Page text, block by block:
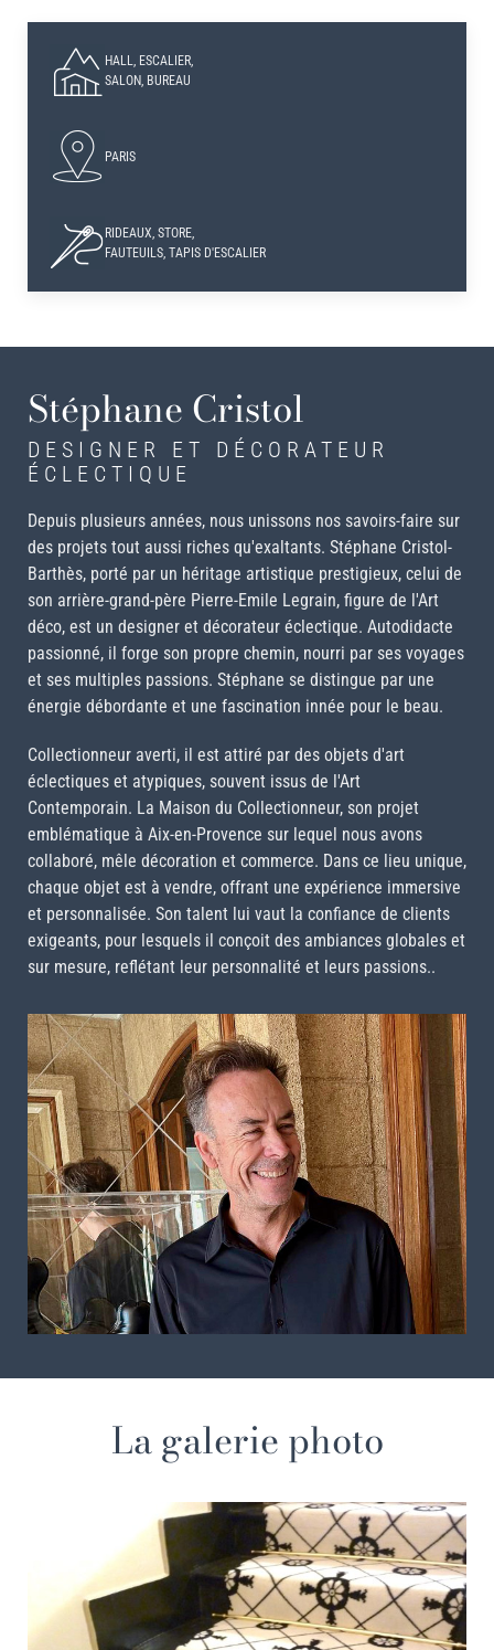
HALL, ESCALIER,
SALON, BUREAU
PARIS
RIDEAUX, STORE,
FAUTEUILS, TAPIS D'ESCALIER
Stéphane Cristol
DESIGNER ET DÉCORATEUR
ÉCLECTIQUE
Depuis plusieurs années, nous unissons nos savoirs-faire sur
des projets tout aussi riches qu'exaltants. Stéphane Cristol-
Barthès, porté par un héritage artistique prestigieux, celui de
son arrière-grand-père Pierre-Emile Legrain, figure de l'Art
déco, est un designer et décorateur éclectique. Autodidacte
passionné, il forge son propre chemin, nourri par ses voyages
et ses multiples passions. Stéphane se distingue par une
énergie débordante et une fascination innée pour le beau.
Collectionneur averti, il est attiré par des objets d'art
éclectiques et atypiques, souvent issus de l'Art
Contemporain. La Maison du Collectionneur, son projet
emblématique à Aix-en-Provence sur lequel nous avons
collaboré, mêle décoration et commerce. Dans ce lieu unique,
chaque objet est à vendre, offrant une expérience immersive
et personnalisée. Son talent lui vaut la confiance de clients
exigeants, pour lesquels il conçoit des ambiances globales et
sur mesure, reflétant leur personnalité et leurs passions..
La galerie photo